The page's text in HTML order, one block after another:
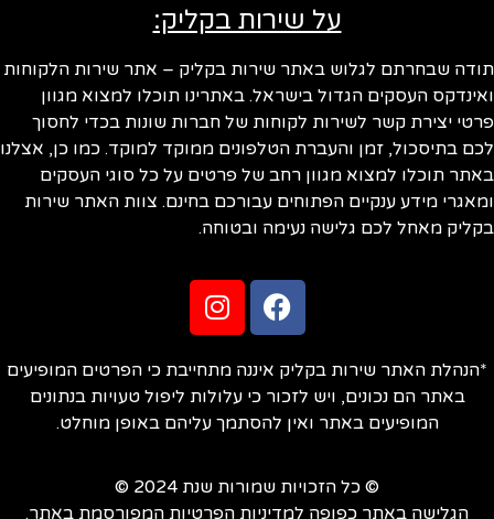
על שירות בקליק:
תודה שבחרתם לגלוש באתר שירות בקליק – אתר שירות הלקוחות
ואינדקס העסקים הגדול בישראל. באתרינו תוכלו למצוא מגוון
פרטי יצירת קשר לשירות לקוחות של חברות שונות בכדי לחסוך
לכם בתיסכול, זמן והעברת הטלפונים ממוקד למוקד. כמו כן, אצלנו
באתר תוכלו למצוא מגוון רחב של פרטים על כל סוגי העסקים
ומאגרי מידע ענקיים הפתוחים עבורכם בחינם. צוות האתר שירות
בקליק מאחל לכם גלישה נעימה ובטוחה.
*הנהלת האתר שירות בקליק איננה מתחייבת כי הפרטים המופיעים
באתר הם נכונים, ויש לזכור כי עלולות ליפול טעויות בנתונים
המופיעים באתר ואין להסתמך עליהם באופן מוחלט.
© כל הזכויות שמורות שנת 2024 ©
הגלישה באתר כפופה למדיניות הפרטיות המפורסמת באתר.